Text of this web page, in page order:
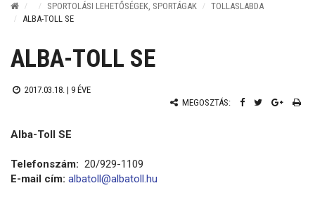
SPORTOLÁSI LEHETŐSÉGEK, SPORTÁGAK
TOLLASLABDA
ALBA-TOLL SE
ALBA-TOLL SE
2017.03.18. | 9 ÉVE
MEGOSZTÁS:
Alba-Toll SE
Telefonszám: 20/929-1109
E-mail cím: albatoll@albatoll.hu